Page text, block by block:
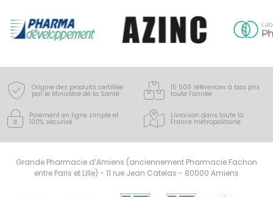
Origine des produits certifiée
par le Ministère de la Santé
15 000 références à bas prix
toute l’année
Paiement en ligne simple et
100% sécurisé
Livraison dans toute la
France métropolitaine
Grande Pharmacie d’Amiens (anciennement Pharmacie Fachon
entre Paris et Lille) - 11 rue Jean Catelas - 80000 Amiens